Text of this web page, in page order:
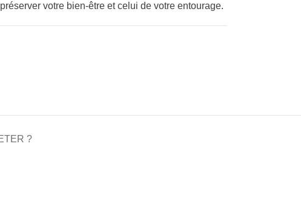
votre bien-être et celui de votre entourage.
?